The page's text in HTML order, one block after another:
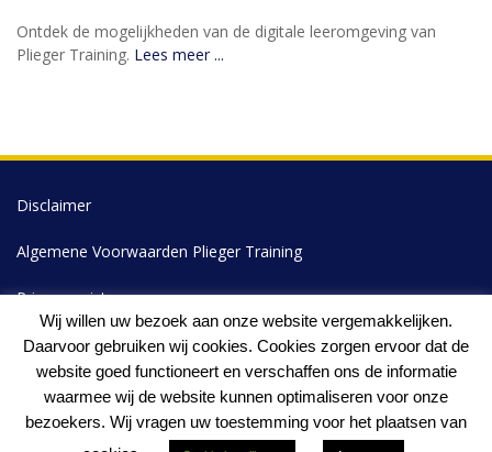
Ontdek de mogelijkheden van de digitale leeromgeving van
Plieger Training. Lees meer ...
Disclaimer
Algemene Voorwaarden Plieger Training
Privacyregister
Klachtenprocedure
Plieger Training 2026
Wij willen uw bezoek aan onze website vergemakkelijken.
Daarvoor gebruiken wij cookies. Cookies zorgen ervoor dat de
website goed functioneert en verschaffen ons de informatie
waarmee wij de website kunnen optimaliseren voor onze
bezoekers. Wij vragen uw toestemming voor het plaatsen van